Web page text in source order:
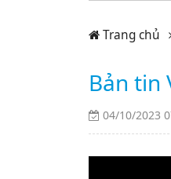
Trang chủ
Bản tin
04/10/2023